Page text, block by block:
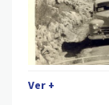
Ver +